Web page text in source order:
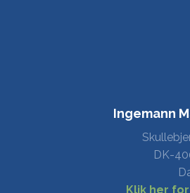
Ingemann
​DK-
Klik her